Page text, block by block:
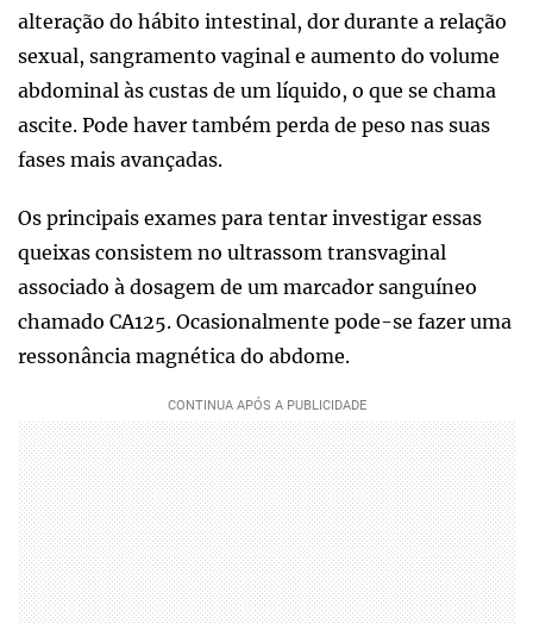
alteração do hábito intestinal, dor durante a relação
sexual, sangramento vaginal e aumento do volume
abdominal às custas de um líquido, o que se chama
ascite. Pode haver também perda de peso nas suas
fases mais avançadas.
Os principais exames para tentar investigar essas
queixas consistem no ultrassom transvaginal
associado à dosagem de um marcador sanguíneo
chamado CA125. Ocasionalmente pode-se fazer uma
ressonância magnética do abdome.